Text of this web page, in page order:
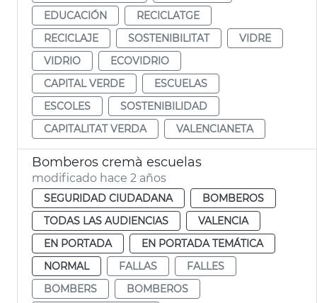
EDUCACIÓN
RECICLATGE
RECICLAJE
SOSTENIBILITAT
VIDRE
VIDRIO
ECOVIDRIO
CAPITAL VERDE
ESCUELAS
ESCOLES
SOSTENIBILIDAD
CAPITALITAT VERDA
VALENCIANETA
Bomberos cremà escuelas
modificado hace 2 años
SEGURIDAD CIUDADANA
BOMBEROS
TODAS LAS AUDIENCIAS
VALENCIA
EN PORTADA
EN PORTADA TEMÁTICA
NORMAL
FALLAS
FALLES
BOMBERS
BOMBEROS